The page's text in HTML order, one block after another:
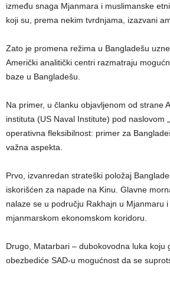
između snaga Mjanmara i muslimanske
koji su, prema nekim tvrdnjama, izazvani
Zato je promena režima u Bangladešu
Američki analitički centri razmatraju
baze u Bangladešu.
Na primer, u članku objavljenom od strane
instituta (US Naval Institute) pod naslovom
operativna fleksibilnost: primer za
važna aspekta.
Prvo, izvanredan strateški položaj
iskorišćen za napade na Kinu. Glavne
nalaze se u području Rakhajn u Mjanmaru
mjanmarskom ekonomskom koridoru.
Drugo, Matarbari – dubokovodna luka koju
obezbediće SAD-u mogućnost da se